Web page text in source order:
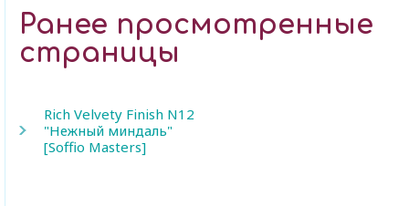
Ранее просмотренные
страницы
Rich Velvety Finish N12
"Нежный миндаль"
[Soffio Masters]